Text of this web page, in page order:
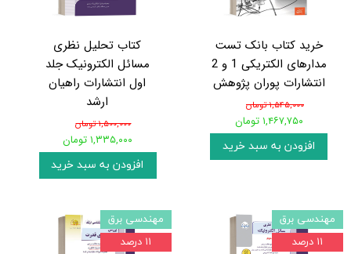
خرید کتاب بانک تست
مدارهای الکتریکی 1 و 2
انتشارات پوران پژوهش
۱,۵۴۵,۰۰۰ تومان
۱,۴۶۷,۷۵۰ تومان
افزودن به سبد خرید
کتاب تحلیل نظری
مسائل الکترونیک جلد
اول انتشارات راهیان
ارشد
۱,۵۰۰,۰۰۰ تومان
۱,۳۳۵,۰۰۰ تومان
افزودن به سبد خرید
مهندسی برق
۱۱ درصد
مهندسی برق
۱۱ درصد